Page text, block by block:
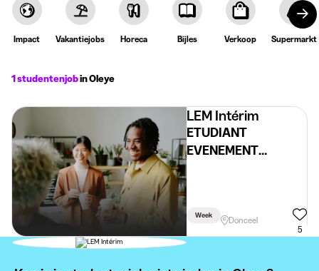
Impact Vakantiejobs Horeca Bijles Verkoop Supermarkt
1 studentenjobin Oleye
LEM Intérim
ETUDIANT
EVENEMENT
HORECA (DONCEEL)
25/06
Week
Donceel
5